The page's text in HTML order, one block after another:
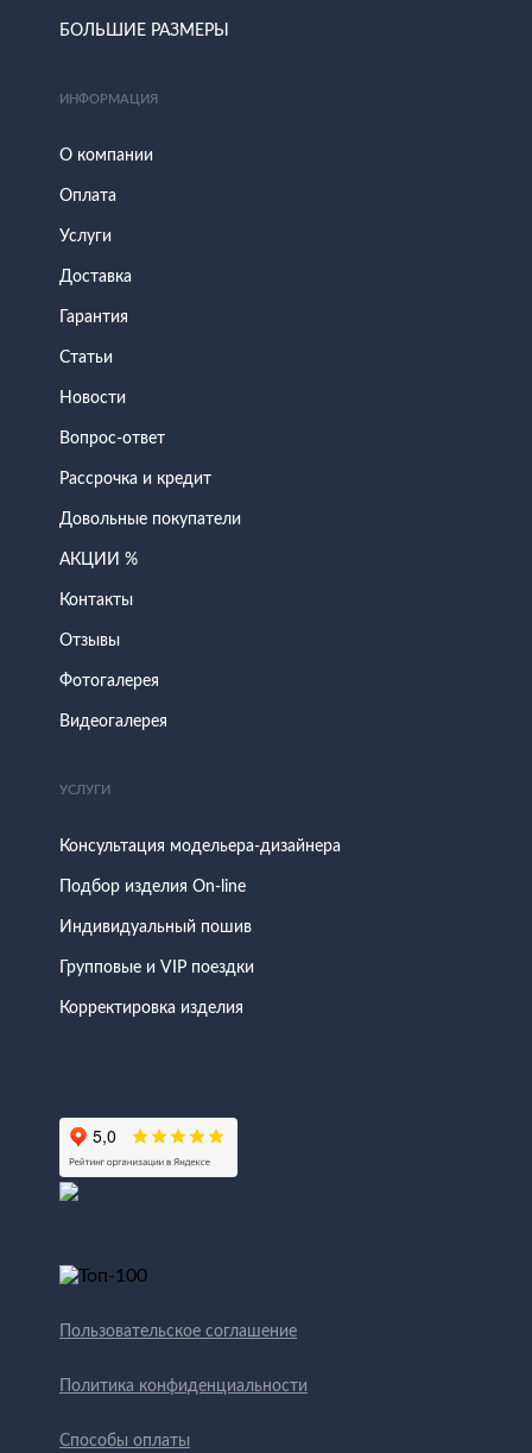
БОЛЬШИЕ РАЗМЕРЫ
ИНФОРМАЦИЯ
О компании
Оплата
Услуги
Доставка
Гарантия
Статьи
Новости
Вопрос-ответ
Рассрочка и кредит
Довольные покупатели
АКЦИИ %
Контакты
Отзывы
Фотогалерея
Видеогалерея
УСЛУГИ
Консультация модельера-дизайнера
Подбор изделия On-line
Индивидуальный пошив
Групповые и VIP поездки
Корректировка изделия
Пользовательское соглашение
Политика конфиденциальности
Способы оплаты